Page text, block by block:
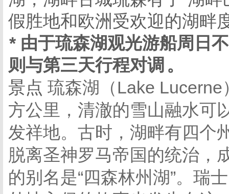
假胜地和欧洲受欢迎的湖畔
* 由于琉森湖观光游船周日
则与第三天行程对调 。
景点 琉森湖（Lake
方公里，清澈的雪山融水可
发祥地。古时，湖畔有四个
脱离圣神罗马帝国的统治，
的别名是“四森林州湖”。瑞